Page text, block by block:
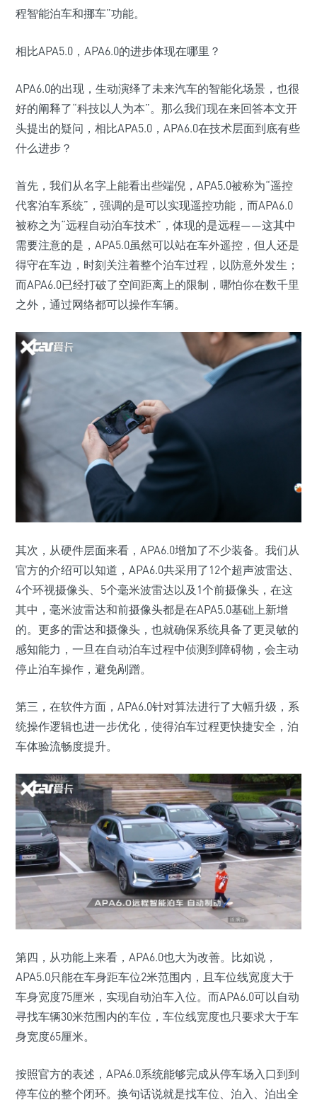
程智能泊车和挪车”功能。
相比APA5.0，APA6.0的进步体现在哪里？
APA6.0的出现，生动演绎了未来汽车的智能化场景，也很
好的阐释了“科技以人为本”。那么我们现在来回答本文开
头提出的疑问，相比APA5.0，APA6.0在技术层面到底有些
什么进步？
首先，我们从名字上能看出些端倪，APA5.0被称为“遥控
代客泊车系统”，强调的是可以实现遥控功能，而APA6.0
被称之为“远程自动泊车技术”，体现的是远程——这其中
需要注意的是，APA5.0虽然可以站在车外遥控，但人还是
得守在车边，时刻关注着整个泊车过程，以防意外发生；
而APA6.0已经打破了空间距离上的限制，哪怕你在数千里
之外，通过网络都可以操作车辆。
其次，从硬件层面来看，APA6.0增加了不少装备。我们从
官方的介绍可以知道，APA6.0共采用了12个超声波雷达、
4个环视摄像头、5个毫米波雷达以及1个前摄像头，在这
其中，毫米波雷达和前摄像头都是在APA5.0基础上新增
的。更多的雷达和摄像头，也就确保系统具备了更灵敏的
感知能力，一旦在自动泊车过程中侦测到障碍物，会主动
停止泊车操作，避免剐蹭。
第三，在软件方面，APA6.0针对算法进行了大幅升级，系
统操作逻辑也进一步优化，使得泊车过程更快捷安全，泊
车体验流畅度提升。
第四，从功能上来看，APA6.0也大为改善。比如说，
APA5.0只能在车身距车位2米范围内，且车位线宽度大于
车身宽度75厘米，实现自动泊车入位。而APA6.0可以自动
寻找车辆30米范围内的车位，车位线宽度也只要求大于车
身宽度65厘米。
按照官方的表述，APA6.0系统能够完成从停车场入口到到
停车位的整个闭环。换句话说就是找车位、泊入、泊出全